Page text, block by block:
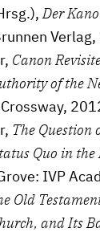
Der
Canon
of the
The Question
Quo in the
IVP
Old
and Its